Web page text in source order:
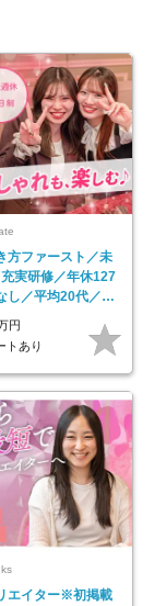
方ファースト／未
実研修／年休127
し／平均20代／リ
円
トあり
エイター※初掲載